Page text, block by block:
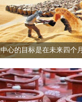
中心的目标是在未来四个